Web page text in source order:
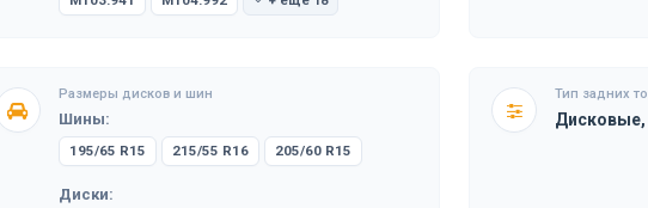
Размеры дисков и шин
Шины:
195/65 R15 215/55 R16 205/60 R15
Диски:
Тип задних